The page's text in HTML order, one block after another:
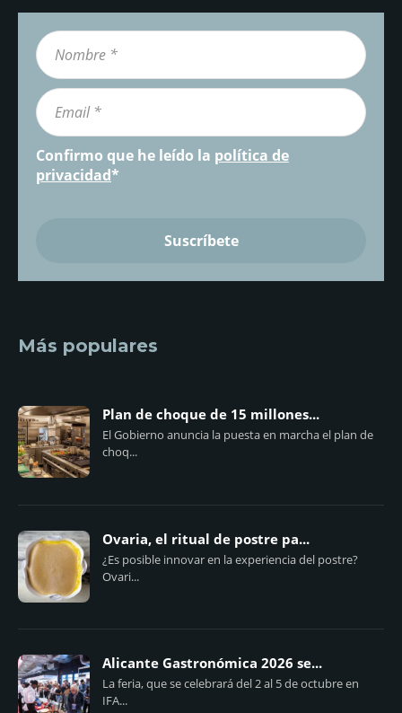
Confirmo que he leído la política de
privacidad*
Más populares
Plan de choque de 15 millones...
El Gobierno anuncia la puesta en marcha el plan de
choq...
Ovaria, el ritual de postre pa...
¿Es posible innovar en la experiencia del postre?
Ovari...
Alicante Gastronómica 2026 se...
La feria, que se celebrará del 2 al 5 de octubre en
IFA...